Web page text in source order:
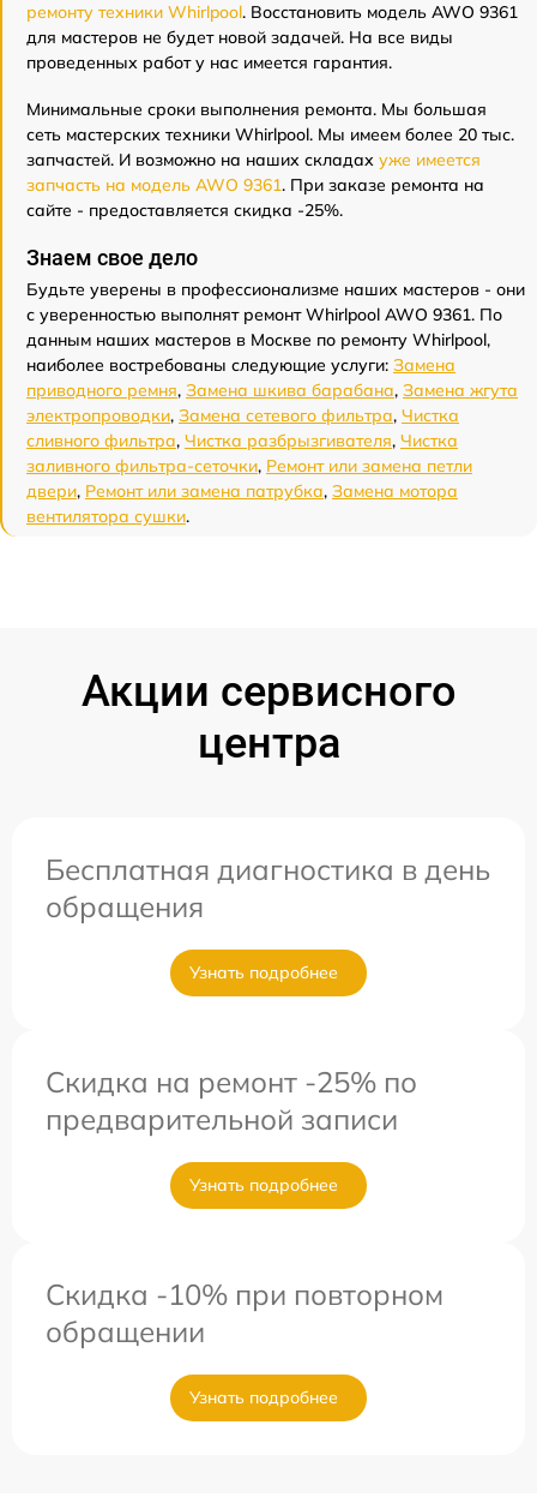
ремонту техники Whirlpool. Восстановить модель AWO 9361
для мастеров не будет новой задачей. На все виды
проведенных работ у нас имеется гарантия.
Минимальные сроки выполнения ремонта. Мы большая
сеть мастерских техники Whirlpool. Мы имеем более 20 тыс.
запчастей. И возможно на наших складах уже имеется
запчасть на модель AWO 9361. При заказе ремонта на
сайте - предоставляется скидка -25%.
Знаем свое дело
Будьте уверены в профессионализме наших мастеров - они
с уверенностью выполнят ремонт Whirlpool AWO 9361. По
данным наших мастеров в Москве по ремонту Whirlpool,
наиболее востребованы следующие услуги: Замена
приводного ремня, Замена шкива барабана, Замена жгута
электропроводки, Замена сетевого фильтра, Чистка
сливного фильтра, Чистка разбрызгивателя, Чистка
заливного фильтра-сеточки, Ремонт или замена петли
двери, Ремонт или замена патрубка, Замена мотора
вентилятора сушки.
Акции сервисного
центра
Бесплатная диагностика в день
обращения
Узнать подробнее
Скидка на ремонт -25% по
предварительной записи
Узнать подробнее
Скидка -10% при повторном
обращении
Узнать подробнее